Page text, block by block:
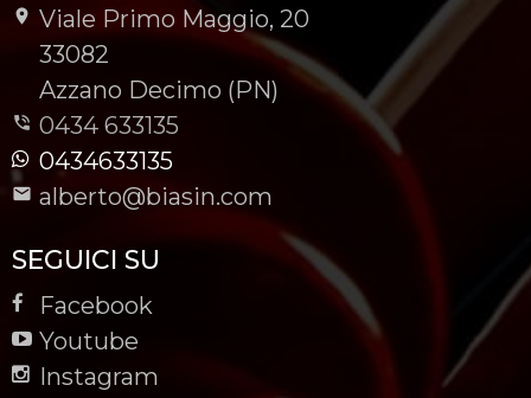
Viale Primo Maggio, 20
-
33082
-
Azzano Decimo (PN)
0434 633135
0434633135
alberto@biasin.com
SEGUICI SU
Facebook
Youtube
Instagram